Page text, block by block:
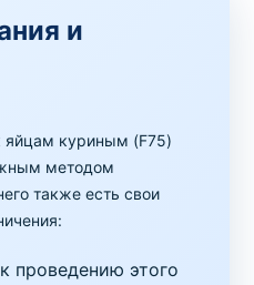
и
яйцам куриным (F75)
методом
также есть свои
проведению этого